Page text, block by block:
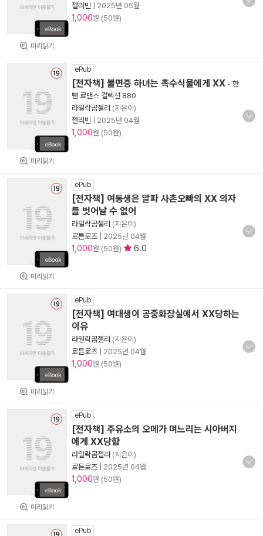
미리읽기
젤리빈 2025년 05월
1,000원 (50원)
미리읽기
ePub
[전자책] 불면증 하녀는 촉수식물에게 XX - 한
뼘 로맨스 컬렉션 880
라일락곰젤리 (지은이)
젤리빈
2025년 04월
1,000원 (50원)
미리읽기
ePub
[전자책] 여동생은 알파 사촌오빠의 XX 의자
를 벗어날 수 없어
라일락곰젤리 (지은이)
로튼로즈
2025년 04월
1,000원 (50원) 6.0
미리읽기
ePub
[전자책] 여대생이 공중화장실에서 XX당하는
이유
라일락곰젤리 (지은이)
로튼로즈
2025년 04월
1,000원 (50원)
미리읽기
ePub
[전자책] 주유소의 오메가 며느리는 시아버지
에게 XX당함
라일락곰젤리 (지은이)
로튼로즈
2025년 04월
1,000원 (50원)
ePub